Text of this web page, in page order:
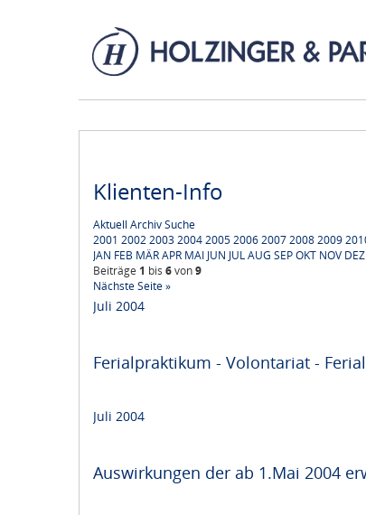
Klienten-Info
Aktuell ArchivSuche
2001 20022003200420052006200720082009
JAN FEB MÄRAPR MAI JUN JULAUG SEPOKT NOV DEZ
Beiträge 1 bis 6von9
Nächste Seite »
Juli 2004
Ferialpraktikum - Volontariat -
Juli 2004
Auswirkungen der ab 1.Mai 2004